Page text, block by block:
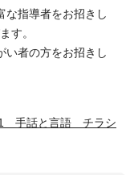
な指導者をお招きし
す。
い者の方をお招きし
1 手話と言語 チラシ